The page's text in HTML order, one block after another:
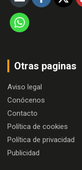
Otras paginas
Aviso legal
Conócenos
Contacto
Política de cookies
Política de privacidad
Publicidad